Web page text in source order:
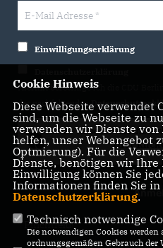
Einwilligungserklärung
Hiermit berechtige ich die CDU
der nachfolgenden
Anti-Roboter-
Hier
* Pflichtfeld!
Cookie Hinweis
Diese Webseite verwendet
sind, um die Webseite zu
verwenden wir Dienste
helfen, unser Webangebot
Optmierung). Für die
Dienste, benötigen wir
Einwilligung können Sie
Informationen finden Sie
Datenschutzerklärung.
Technisch notwendige
Die notwendigen Cookies
ordnungsgemäßen Gebrauch der